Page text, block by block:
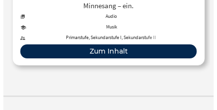
Minnesang – ein.
Audio
Musik
Primarstufe, Sekundarstufe I, Sekundarstufe II
Zum Inhalt